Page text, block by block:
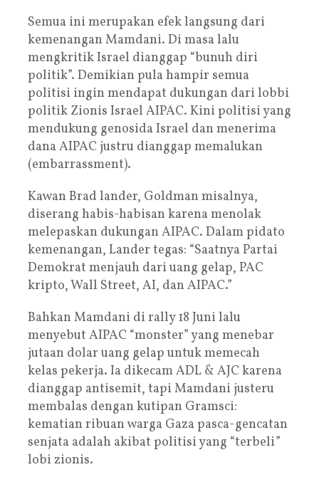
Semua ini merupakan efek langsung dari
kemenangan Mamdani. Di masa lalu
mengkritik Israel dianggap “bunuh diri
politik”. Demikian pula hampir semua
politisi ingin mendapat dukungan dari lobbi
politik Zionis Israel AIPAC. Kini politisi yang
mendukung genosida Israel dan menerima
dana AIPAC justru dianggap memalukan
(embarrassment).
Kawan Brad lander, Goldman misalnya,
diserang habis-habisan karena menolak
melepaskan dukungan AIPAC. Dalam pidato
kemenangan, Lander tegas: “Saatnya Partai
Demokrat menjauh dari uang gelap, PAC
kripto, Wall Street, AI, dan AIPAC.”
Bahkan Mamdani di rally 18 Juni lalu
menyebut AIPAC “monster” yang menebar
jutaan dolar uang gelap untuk memecah
kelas pekerja. Ia dikecam ADL & AJC karena
dianggap antisemit, tapi Mamdani justeru
membalas dengan kutipan Gramsci:
kematian ribuan warga Gaza pasca-gencatan
senjata adalah akibat politisi yang “terbeli”
lobi zionis.